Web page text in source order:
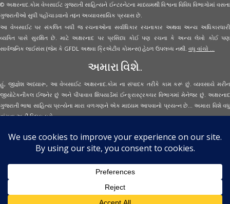
© અક્ષરનાદ.કોમ વેબસાઈટ ગુજરાતી સાહિત્યને ઈન્ટરનેટના માધ્યમથી વિશ્વના વિવિધ વિભાગોમાં વસતા
ગુજરાતીઓ સુધી પહોંચાડવાનો તદ્દન અવ્યાવસાયિક પ્રયાસ છે.
આ વેબસાઈટ પર સંકલિત બધી જ રચનાઓના સર્વાધિકાર રચનાકાર અથવા અન્ય અધિકારધારી
વ્યક્તિ પાસે સુરક્ષિત છે. માટે અક્ષરનાદ પર પ્રસિધ્ધ કોઈ પણ રચના કે અન્ય લેખો કોઈ પણ
સાર્વજનિક લાઈસંસ (જેમ કે GFDL અથવા ક્રિએટીવ કોમન્સ) હેઠળ ઉપલબ્ધ નથી. વધુ વાંચો ...
અમારા વિશે..
હું, જીજ્ઞેશ અધ્યારૂ, આ વેબસાઈટ અક્ષરનાદ.કોમ ના સંપાદક તરીકે કામ કરૂં છું. વ્યવસાયે મરીન
જીયોટેકનીકલ ઈજનેર છું અને પીપાવાવ શિપયાર્ડમાં ઈન્ફ્રાસ્ટ્રક્ચર વિભાગમાં મેનેજર છું. અક્ષરનાદ
ગુજરાતી ભાષા સાહિત્ય પ્રત્યેના મારા વળગણને એક માધ્યમ આપવાનો પ્રયત્ન છે... અમારા વિશે વધુ
વાંચવાઅહીં ક્લિક કરો...
Secured Site Assurance
Aksharnaad.com
By Jignesh Adhyaru ·
· All Rights Reserved ·